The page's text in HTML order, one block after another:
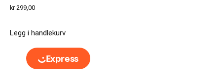
kr299,00
Legg i handlekurv